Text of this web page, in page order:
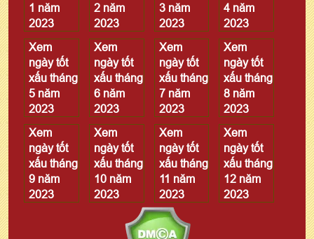
1 năm
2023
2 năm
2023
3 năm
2023
4 năm
2023
Xem
ngày tốt
xấu tháng
5 năm
2023
Xem
ngày tốt
xấu tháng
6 năm
2023
Xem
ngày tốt
xấu tháng
7 năm
2023
Xem
ngày tốt
xấu tháng
8 năm
2023
Xem
ngày tốt
xấu tháng
9 năm
2023
Xem
ngày tốt
xấu tháng
10 năm
2023
Xem
ngày tốt
xấu tháng
11 năm
2023
Xem
ngày tốt
xấu tháng
12 năm
2023